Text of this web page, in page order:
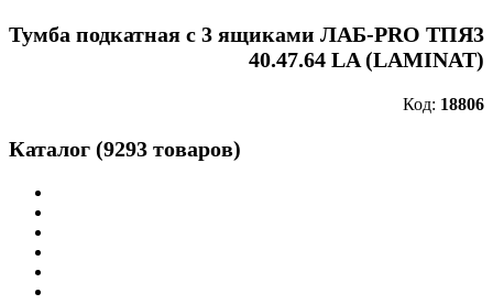
Тумба подкатная с 3 ящиками ЛАБ-PRO ТПЯ3
40.47.64 LA (LAMINAT)
Код: 18806
Каталог (9293 товаров)